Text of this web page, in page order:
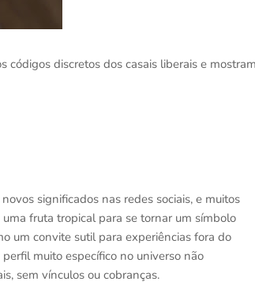
códigos discretos dos casais liberais e
significados nas redes sociais, e muitos
fruta tropical para se tornar um símbolo
um convite sutil para experiências fora do
muito específico no universo não
sem vínculos ou cobranças.